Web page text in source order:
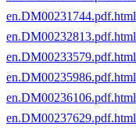
en.DM00231744.pdf.html
en.DM00232813.pdf.html
en.DM00233579.pdf.html
en.DM00235986.pdf.html
en.DM00236106.pdf.html
en.DM00237629.pdf.html